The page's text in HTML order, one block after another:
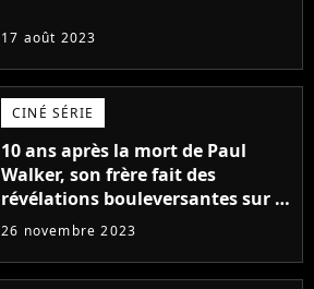
17 août 2023
CINÉ SÉRIE
10 ans après la mort de Paul
Walker, son frère fait des
révélations bouleversantes sur la
réaction des acteurs de Fast and
26 novembre 2023